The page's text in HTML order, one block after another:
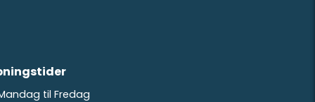
til Fredag